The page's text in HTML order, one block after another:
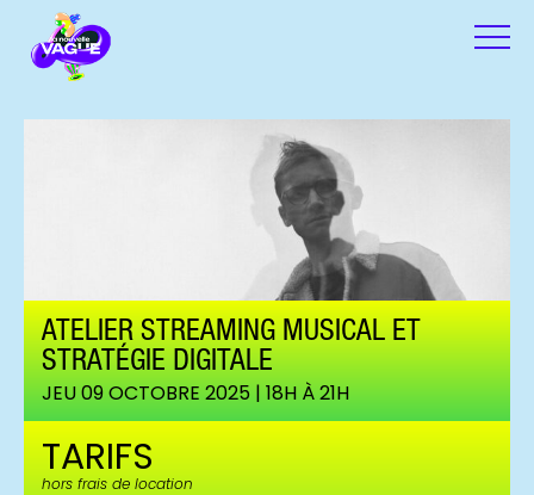
ATELIER STREAMING MUSICAL ET
STRATÉGIE DIGITALE
JEU 09 OCTOBRE 2025 | 18H À 21H
TARIFS
hors frais de location